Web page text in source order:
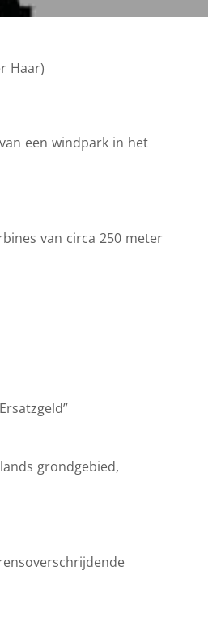
Haar)
een windpark in het
van circa 250 meter
grondgebied,